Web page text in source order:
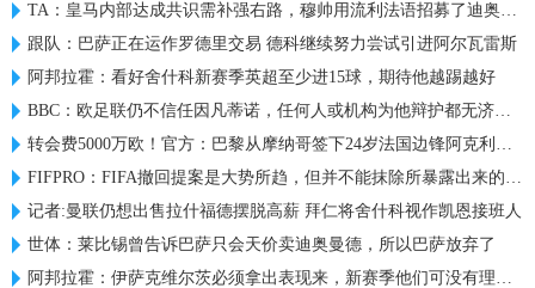
TA：皇马内部达成共识需补强右路，穆帅用流利法语招募了迪奥曼德
跟队：巴萨正在运作罗德里交易 德科继续努力尝试引进阿尔瓦雷斯
阿邦拉霍：看好舍什科新赛季英超至少进15球，期待他越踢越好
BBC：欧足联仍不信任因凡蒂诺，任何人或机构为他辩护都无济于事
转会费5000万欧！官方：巴黎从摩纳哥签下24岁法国边锋阿克利乌什
FIFPRO：FIFA撤回提案是大势所趋，但并不能抹除所暴露出来的问题
记者:曼联仍想出售拉什福德摆脱高薪 拜仁将舍什科视作凯恩接班人
世体：莱比锡曾告诉巴萨只会天价卖迪奥曼德，所以巴萨放弃了
阿邦拉霍：伊萨克维尔茨必须拿出表现来，新赛季他们可没有理由了